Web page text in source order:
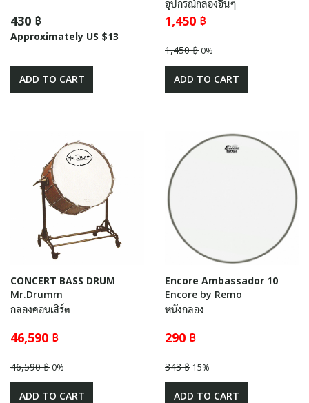
430 ฿
Approximately US $13
ADD TO CART
อุปกรณ์กลองอื่นๆ
1,450 ฿
1,450 ฿ 0%
ADD TO CART
CONCERT BASS DRUM
Mr.Drumm
กลองคอนเสิร์ต
46,590 ฿
46,590 ฿ 0%
ADD TO CART
Encore Ambassador 10
Encore by Remo
หนังกลอง
290 ฿
343 ฿ 15%
ADD TO CART